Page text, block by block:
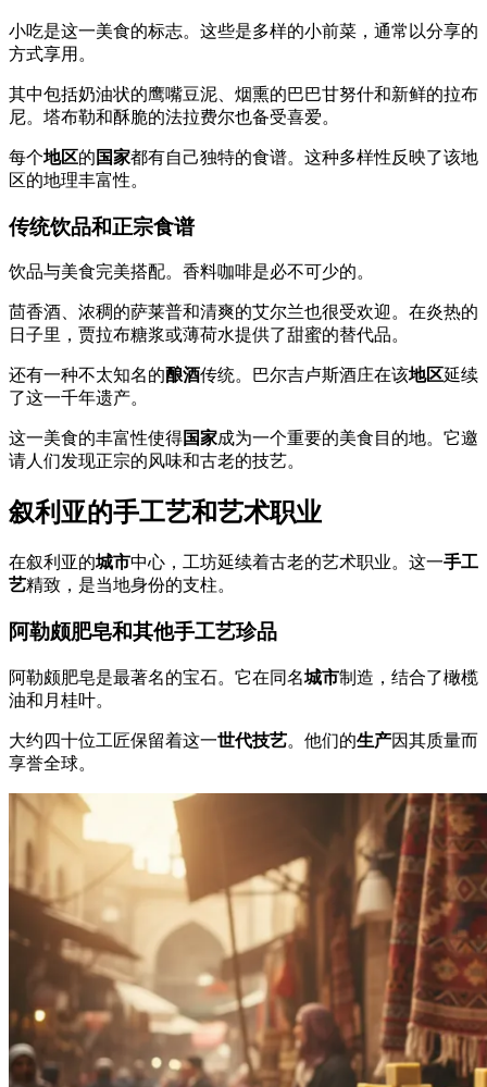
小吃是这一美食的标志。这些是多样的小前菜，通常以分享的
方式享用。
其中包括奶油状的鹰嘴豆泥、烟熏的巴巴甘努什和新鲜的拉布
尼。塔布勒和酥脆的法拉费尔也备受喜爱。
每个地区的 国家都有自己独特的食谱。这种多样性反映了该地
区的地理丰富性。
传统饮品和正宗食谱
饮品与美食完美搭配。香料咖啡是必不可少的。
茴香酒、浓稠的萨莱普和清爽的艾尔兰也很受欢迎。在炎热的
日子里，贾拉布糖浆或薄荷水提供了甜蜜的替代品。
还有一种不太知名的酿酒传统。巴尔吉卢斯酒庄在该地区延续
了这一千年遗产。
这一美食的丰富性使得国家成为一个重要的美食目的地。它邀
请人们发现正宗的风味和古老的技艺。
叙利亚的手工艺和艺术职业
在叙利亚的城市中心，工坊延续着古老的艺术职业。这一手工
艺精致，是当地身份的支柱。
阿勒颇肥皂和其他手工艺珍品
阿勒颇肥皂是最著名的宝石。它在同名城市制造，结合了橄榄
油和月桂叶。
大约四十位工匠保留着这一世代技艺。他们的生产因其质量而
享誉全球。